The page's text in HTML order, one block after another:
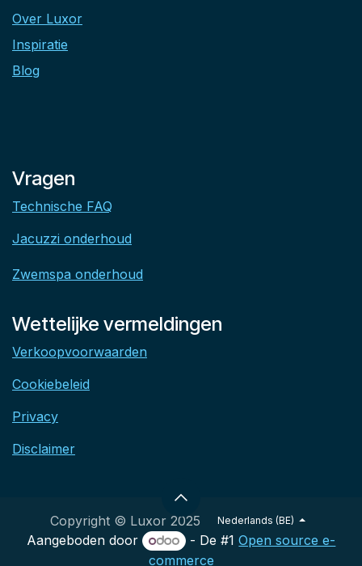
Over Luxor
Inspiratie
Blog
Vragen
Technische FAQ
Jacuzzi onderhoud
Zwemspa onderhoud
Wettelijke vermeldingen
Verkoopvoorwaarden
Cookiebeleid
Privacy
Disclaimer
Copyright © Luxor 2025 Nederlands (BE)
Aangeboden door - De #1Open source e-
commerce